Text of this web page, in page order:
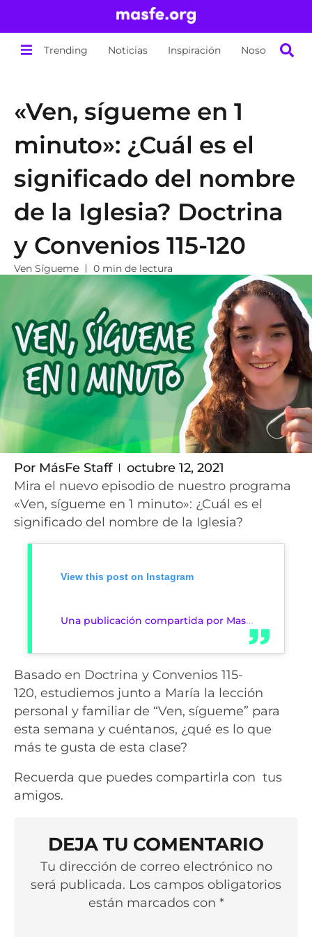
Trending Noticias Inspiración Nosotros
«Ven, sígueme en 1
minuto»: ¿Cuál es el
significado del nombre
de la Iglesia? Doctrina
y Convenios 115-120
Ven Sígueme 0 min de lectura
Por MásFe Staff
octubre 12, 2021
Mira el nuevo episodio de nuestro programa
«Ven, sígueme en 1 minuto»: ¿Cuál es el
significado del nombre de la Iglesia?
View this post on Instagram
Una publicación compartida por Masfe.org (@masfe_org)
Basado en Doctrina y Convenios 115-
120, estudiemos junto a María la lección
personal y familiar de “Ven, sígueme” para
esta semana y cuéntanos, ¿qué es lo que
más te gusta de esta clase?
Recuerda que puedes compartirla con tus
amigos.
DEJA TU COMENTARIO
Tu dirección de correo electrónico no
será publicada. Los campos obligatorios
están marcados con *